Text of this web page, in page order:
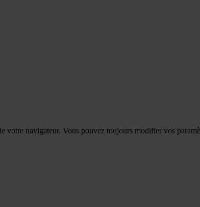
votre navigateur. Vous pouvez toujours modifier vos